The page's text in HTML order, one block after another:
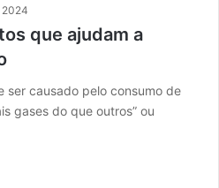
2024
que ajudam a
ser causado pelo consumo de
gases do que outros” ou